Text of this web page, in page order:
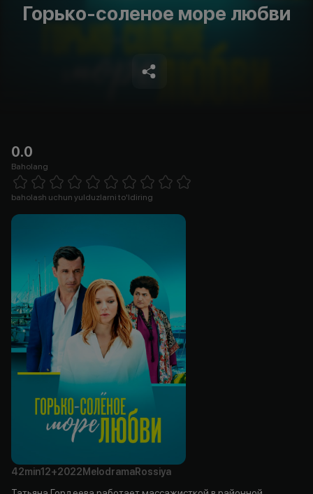
Горько-соленое море любви
0.0
Baholang
1 Star 2 Stars 3 Stars 4 Stars5 Stars 6 Stars7 Stars8 Stars
baholash uchun yulduzlarni to'ldiring
42min12+2022 MelodramaRossiya